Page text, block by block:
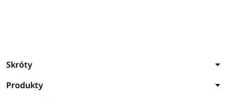
Skróty arrow_drop_down
Produkty arrow_drop_down